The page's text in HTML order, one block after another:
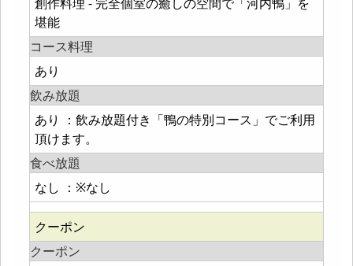
堪能
コース料理
あり
飲み放題
あり ：飲み放題付き「鴨の特別コース」でご利用
頂けます。
食べ放題
なし ：※なし
クーポン
クーポン